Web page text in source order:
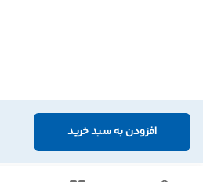
افزودن به سبد خرید